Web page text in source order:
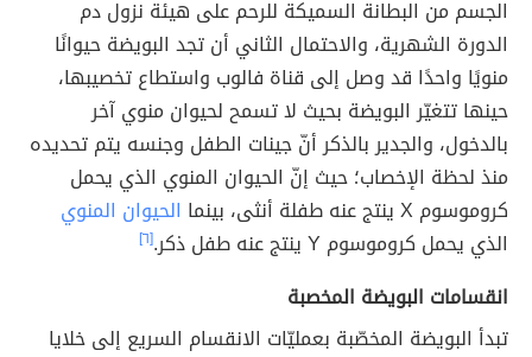
الجسم من البطانة السميكة للرحم على هيئة نزول دم
الدورة الشهرية، والاحتمال الثاني أن تجد البويضة حيوانًا
منويًا واحدًا قد وصل إلى قناة فالوب واستطاع تخصيبها،
حينها تتغيّر البويضة بحيث لا تسمح لحيوان منوي آخر
بالدخول، والجدير بالذكر أنّ جينات الطفل وجنسه يتم تحديده
منذ لحظة الإخصاب؛ حيث إنّ الحيوان المنوي الذي يحمل
كروموسوم X ينتج عنه طفلة أنثى، بينما
الحيوان المنوي
الذي يحمل كروموسوم Y ينتج عنه طفل ذكر.
[٦]
انقسامات البويضة المخصبة
تبدأ البويضة المخصّبة بعمليّات الانقسام السريع إلى خلايا